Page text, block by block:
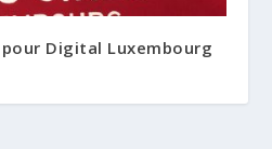
Digital Luxembourg